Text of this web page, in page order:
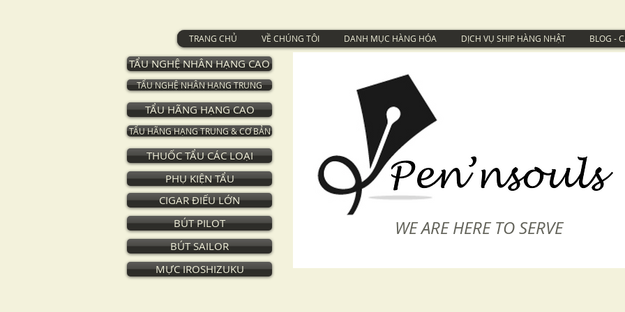
TRANG CHỦ VỀ CHÚNG TÔI DANH MỤC HÀNG HÓA DỊCH VỤ SHIP HÀNG NHẬT BLOG -
TẨU NGHỆ NHÂN HẠNG CAO
TẨU NGHỆ NHÂN HẠNG TRUNG
TẨU HÃNG HẠNG CAO
TẨU HÃNG HẠNG TRUNG & CƠ BẢN
THUỐC TẨU CÁC LOẠI
PHỤ KIỆN TẨU
CIGAR ĐIẾU LỚN
BÚT PILOT
BÚT SAILOR
MỰC IROSHIZUKU
WE ARE HERE TO SERVE